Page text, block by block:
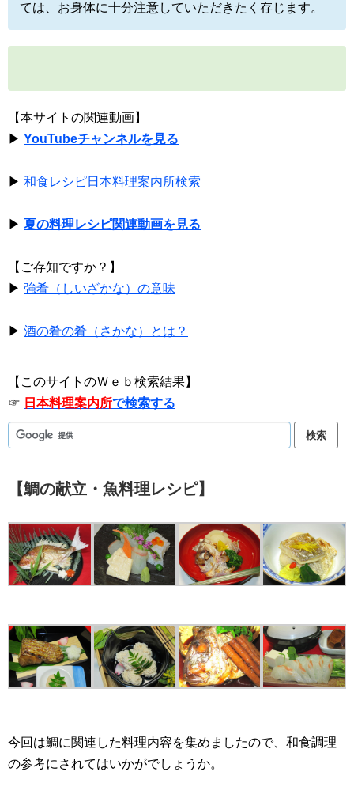
ては、お身体に十分注意していただきたく存じます。
【本サイトの関連動画】
▶ YouTubeチャンネルを見る
▶ 和食レシピ日本料理案内所検索
▶ 夏の料理レシピ関連動画を見る
【ご存知ですか？】
▶ 強肴（しいざかな）の意味
▶ 酒の肴の肴（さかな）とは？
【このサイトのＷｅｂ検索結果】
☞ 日本料理案内所で検索する
【鯛の献立・魚料理レシピ】
今回は鯛に関連した料理内容を集めましたので、和食調理
の参考にされてはいかがでしょうか。